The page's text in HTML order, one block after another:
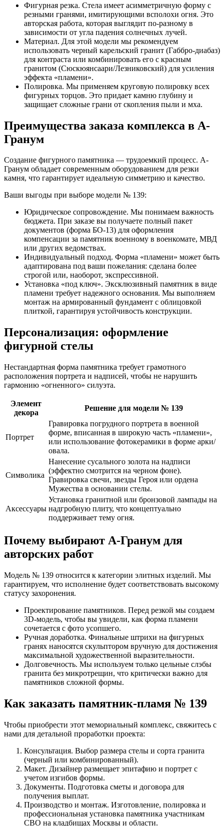
Фигурная резка. Стела имеет асимметричную форму с
резными гранями, имитирующими всполохи огня. Это
авторская работа, которая выглядит по-разному в
зависимости от угла падения солнечных лучей.
Материал. Для этой модели мы рекомендуем
использовать черный карельский гранит (Габбро-диабаз)
для контраста или комбинировать его с красным
гранитом (Сюскюянсаари/Лезниковский) для усиления
эффекта «пламени».
Полировка. Мы применяем круговую полировку всех
фигурных торцов. Это придает камню глубину и
защищает сложные грани от скопления пыли и мха.
Преимущества заказа комплекса в А-
Гранум
Создание фигурного памятника — трудоемкий процесс. А-
Гранум обладает современным оборудованием для резки
камня, что гарантирует идеальную симметрию и качество.
Ваши выгоды при выборе модели № 139:
Юридическое сопровождение. Мы понимаем важность
бюджета. При заказе вы получаете полный пакет
документов (форма БО-13) для оформления
компенсации за памятник военному в военкомате, МВД
или других ведомствах.
Индивидуальный подход. Форма «пламени» может быть
адаптирована под ваши пожелания: сделана более
строгой или, наоборот, экспрессивной.
Установка «под ключ». Эксклюзивный памятник в виде
пламени требует надежного основания. Мы выполняем
монтаж на армированный фундамент с облицовкой
плиткой, гарантируя устойчивость конструкции.
Персонализация: оформление
фигурной стелы
Нестандартная форма памятника требует грамотного
расположения портрета и надписей, чтобы не нарушить
гармонию «огненного» силуэта.
Элемент
декора
Решение для модели № 139
Портрет
Гравировка погрудного портрета в военной
форме, вписанная в широкую часть «пламени»,
или использование фотокерамики в форме арки/
овала.
Символика
Нанесение сусального золота на надписи
(эффектно смотрится на черном фоне).
Гравировка свечи, звезды Героя или ордена
Мужества в основании стелы.
Аксессуары
Установка гранитной или бронзовой лампады на
надгробную плиту, что концептуально
поддерживает тему огня.
Почему выбирают А-Гранум для
авторских работ
Модель № 139 относится к категории элитных изделий. Мы
гарантируем, что исполнение будет соответствовать высокому
статусу захоронения.
Проектирование памятников. Перед резкой мы создаем
3D-модель, чтобы вы увидели, как форма пламени
сочетается с фото усопшего.
Ручная доработка. Финальные штрихи на фигурных
гранях наносятся скульптором вручную для достижения
максимальной художественной выразительности.
Долговечность. Мы используем только цельные слэбы
гранита без микротрещин, что критически важно для
памятников сложной формы.
Как заказать памятник-пламя № 139
Чтобы приобрести этот мемориальный комплекс, свяжитесь с
нами для детальной проработки проекта:
Консультация. Выбор размера стелы и сорта гранита
(черный или комбинированный).
Макет. Дизайнер размещает эпитафию и портрет с
учетом изгибов формы.
Документы. Подготовка сметы и договора для
получения выплат.
Производство и монтаж. Изготовление, полировка и
профессиональная установка памятника участникам
СВО на кладбищах Москвы и области.